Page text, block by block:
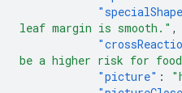
leaf margin is smooth." ,
be a higher risk for
"picture" :